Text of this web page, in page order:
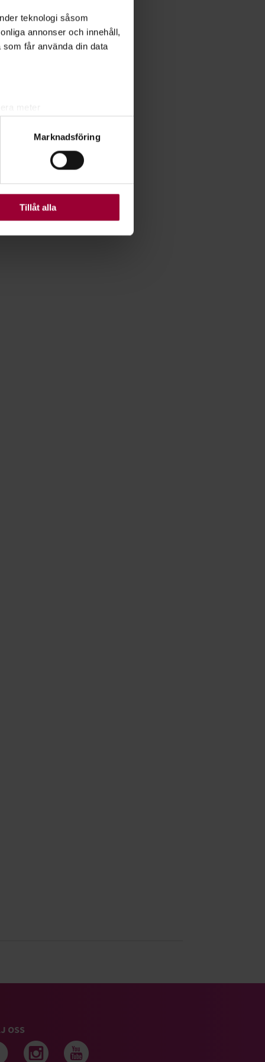
teknologi såsom
annonser och innehåll,
får använda din data
. Du kan ändra
Vissa kakor är
Marknadsföring
Tillåt alla
OSS